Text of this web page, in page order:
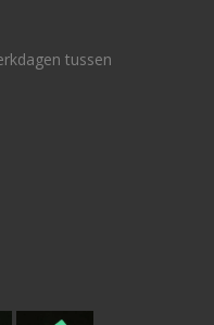
tussen